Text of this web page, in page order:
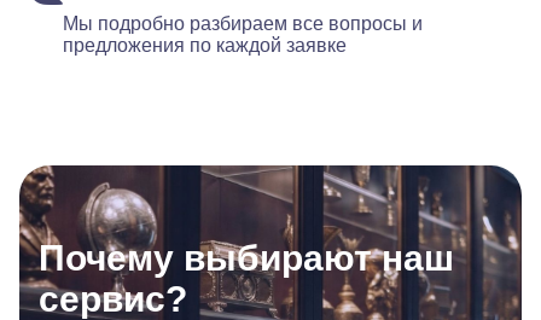
Мы подробно разбираем все вопросы и
предложения по каждой заявке
Почему выбирают наш
сервис?